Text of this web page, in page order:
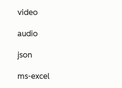
video
audio
json
ms-excel